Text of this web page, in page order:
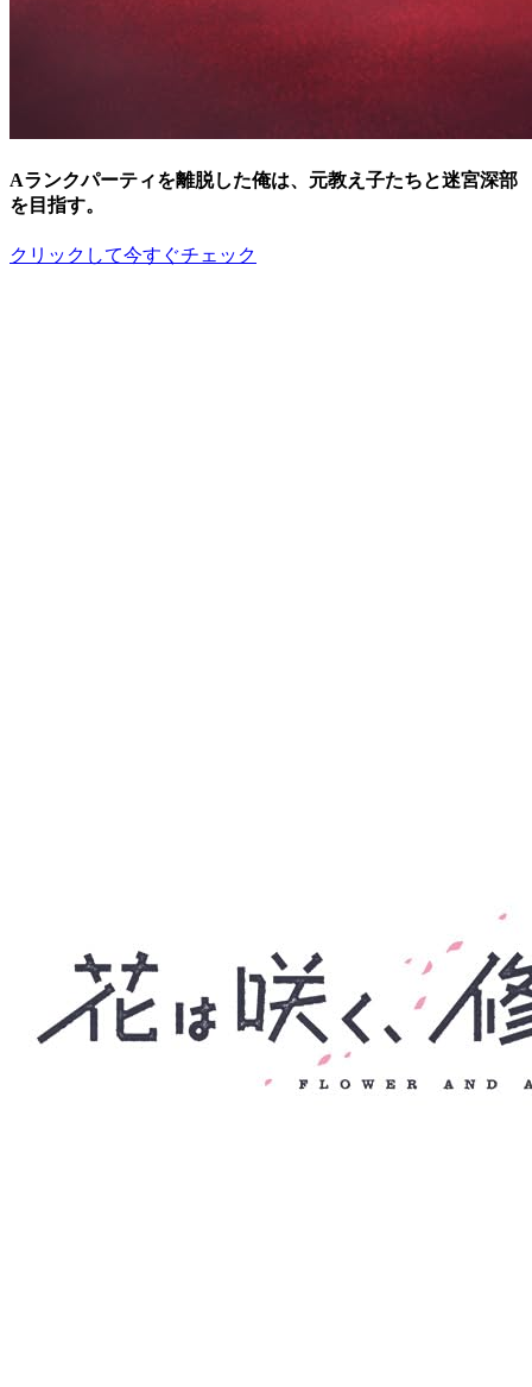
Aランクパーティを離脱した俺は、元教え子たちと迷宮深部
を目指す。
クリックして今すぐチェック